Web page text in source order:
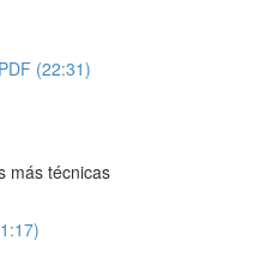
(22:31)
más técnicas